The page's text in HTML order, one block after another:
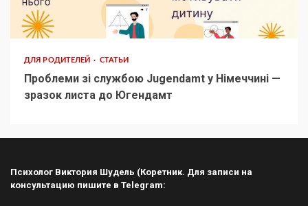
ДЛЯ РОДИТЕЛЕЙ СТАТЬИ
Проблеми зі службою Jugendamt у Німеччині —
зразок листа до Югендамт
Психолог Виктория Шудель (Коретник. Для записи на
консультацию пишите в Telegram: